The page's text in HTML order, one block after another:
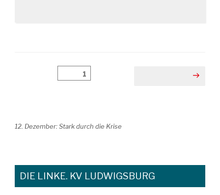
Beitragsnavigation
1 Nächste Seite
12. Dezember: Stark durch die Krise
DIE LINKE. KV LUDWIGSBURG